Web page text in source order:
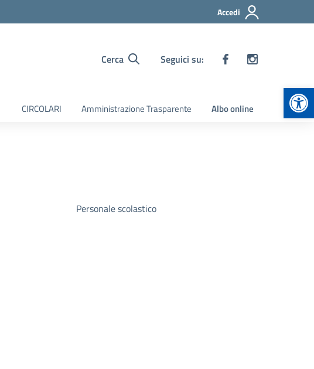
Accedi
Cerca Seguici su:
CIRCOLARI Amministrazione Trasparente Albo online
Personale scolastico